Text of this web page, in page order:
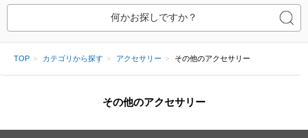
何かお探しですか？
TOP カテゴリから探す アクセサリー その他のアクセサリー
その他のアクセサリー